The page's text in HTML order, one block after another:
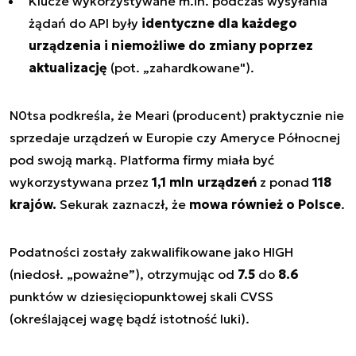
żądań do API były identyczne dla każdego
urządzenia i niemożliwe do zmiany poprzez
aktualizację (pot. „zahardkowane").
N0tsa podkreśla, że Meari (producent) praktycznie nie
sprzedaje urządzeń w Europie czy Ameryce Północnej
pod swoją marką. Platforma firmy miała być
wykorzystywana przez 1,1 mln urządzeń z ponad 118
krajów. Sekurak zaznaczł, że mowa również o Polsce.
Podatności zostały zakwalifikowane jako HIGH
(niedosł. „poważne”), otrzymując od 7.5 do 8.6
punktów w dziesięciopunktowej skali CVSS
(określającej wagę bądź istotność luki).